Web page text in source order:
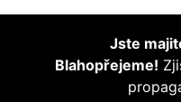
Jste
Blahopřejeme!